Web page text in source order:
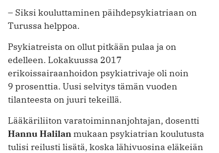
– Siksi kouluttaminen päihdepsykiatriaan on
Turussa helppoa.
Psykiatreista on ollut pitkään pulaa ja on
edelleen. Lokakuussa 2017
erikoissairaanhoidon psykiatrivaje oli noin
9 prosenttia. Uusi selvitys tämän vuoden
tilanteesta on juuri tekeillä.
Lääkäriliiton varatoiminnanjohtajan, dosentti
Hannu Halilan mukaan psy­kiatrian koulutusta
tulisi reilusti lisätä, koska lähivuosina eläkeiän